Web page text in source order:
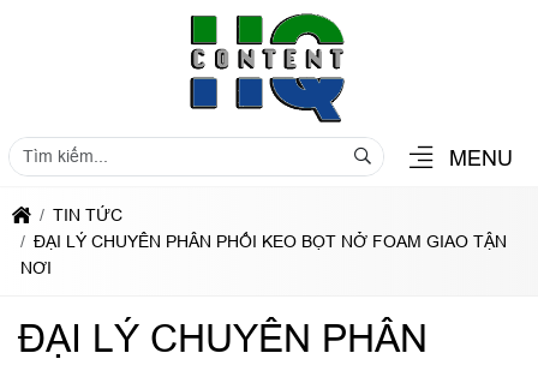
MENU
TIN TỨC
ĐẠI LÝ CHUYÊN PHÂN PHỐI KEO BỌT NỞ FOAM GIAO TẬN
NƠI
ĐẠI LÝ CHUYÊN PHÂN